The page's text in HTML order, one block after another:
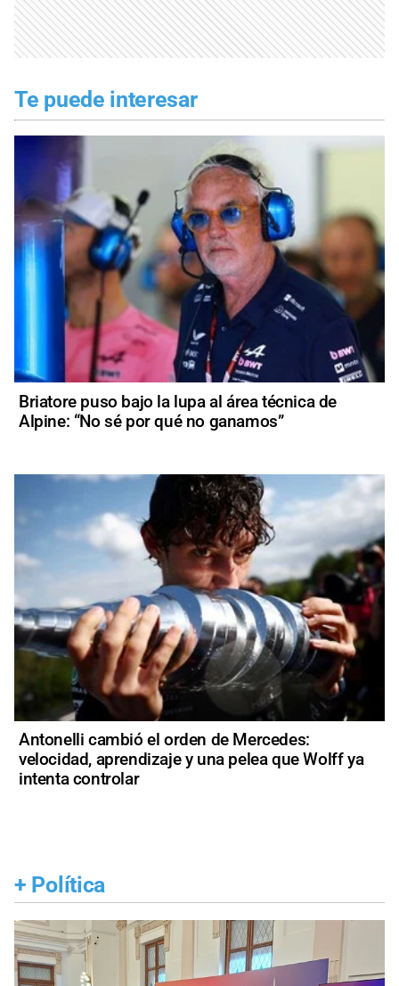
Te puede interesar
Briatore puso bajo la lupa al área técnica de
Alpine: “No sé por qué no ganamos”
Antonelli cambió el orden de Mercedes:
velocidad, aprendizaje y una pelea que Wolff ya
intenta controlar
+ Política